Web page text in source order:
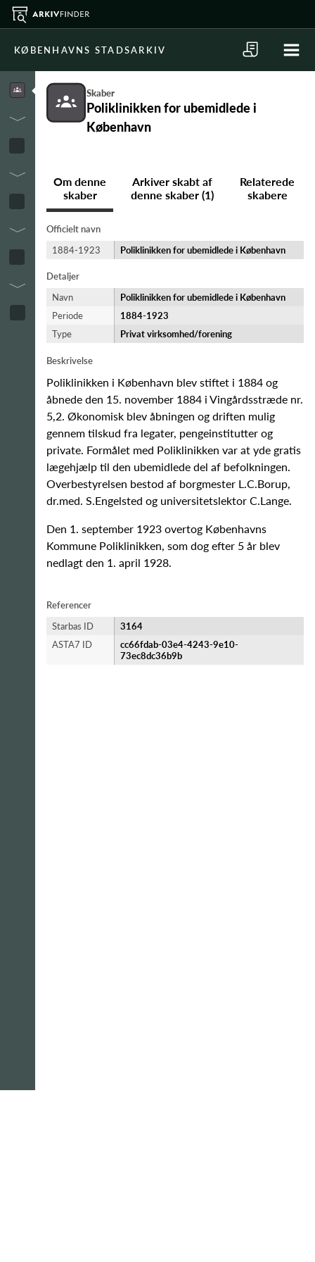
KØBENHAVNS STADSARKIV
Skaber
Poliklinikken for ubemidlede i
København
Om denne
skaber
Arkiver skabt af
denne skaber (1)
Relaterede
skabere
Officielt navn
1884-1923
Poliklinikken for ubemidlede i København
Detaljer
Navn
Poliklinikken for ubemidlede i København
Periode
1884-​1923
Type
Privat virksomhed/forening
Beskrivelse
Poliklinikken i København blev stiftet i 1884 og
åbnede den 15. november 1884 i Vingårdsstræde nr.
5,2. Økonomisk blev åbningen og driften mulig
gennem tilskud fra legater, pengeinstitutter og
private. Formålet med Poliklinikken var at yde gratis
lægehjælp til den ubemidlede del af befolkningen.
Overbestyrelsen bestod af borgmester L.C.Borup,
dr.med. S.Engelsted og universitetslektor C.Lange.
Den 1. september 1923 overtog Københavns
Kommune Poliklinikken, som dog efter 5 år blev
nedlagt den 1. april 1928.
Referencer
Starbas ID
3164
ASTA7 ID
cc66fdab-03e4-4243-9e10-
73ec8dc36b9b